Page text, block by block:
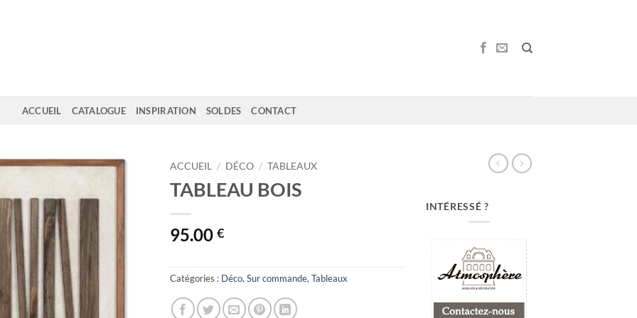
ACCUEIL CATALOGUE INSPIRATION SOLDES CONTACT
ACCUEIL / DÉCO / TABLEAUX
TABLEAU BOIS
95.00 €
Catégories : Déco, Sur commande, Tableaux
INTÉRESSÉ ?